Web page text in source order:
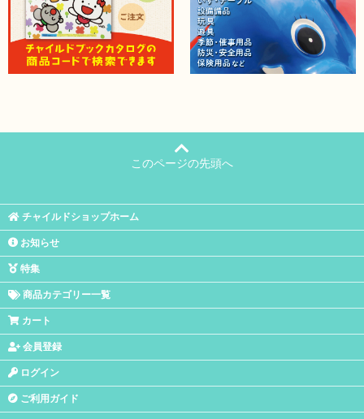
このページの先頭へ
チャイルドショップホーム
お知らせ
特集
商品カテゴリー一覧
カート
会員登録
ログイン
ご利用ガイド